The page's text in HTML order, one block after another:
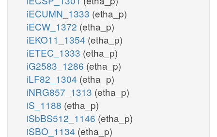
iECUMN_1333 (etha_p)
iECW_1372 (etha_p)
iEKO11_1354 (etha_p)
iETEC_1333 (etha_p)
iG2583_1286 (etha_p)
iLF82_1304 (etha_p)
iNRG857_1313 (etha_p)
iS_1188 (etha_p)
iSbBS512_1146 (etha_p)
iSBO_1134 (etha_p)